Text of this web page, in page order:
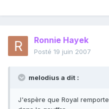
Ronnie Hayek
Posté 19 juin 2007
melodius a dit :
J'espère que Royal